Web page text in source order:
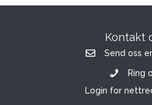
Kontakt
Send oss
Ring
Login for